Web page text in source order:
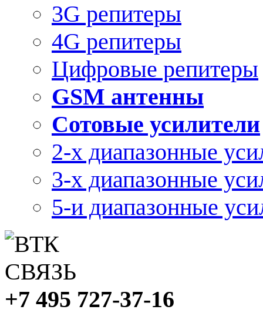
3G репитеры
4G репитеры
Цифровые репитеры
GSM антенны
Сотовые усилители
2-х диапазонные
3-х диапазонные
5-и диапазонные
+7 495 727-37-16